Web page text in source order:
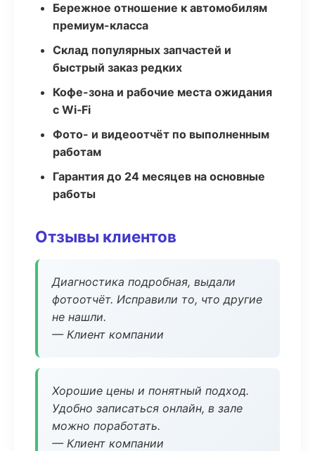
Бережное отношение к автомобилям
премиум-класса
Склад популярных запчастей и
быстрый заказ редких
Кофе-зона и рабочие места ожидания
с Wi‑Fi
Фото- и видеоотчёт по выполненным
работам
Гарантия до 24 месяцев на основные
работы
Отзывы клиентов
Диагностика подробная, выдали
фотоотчёт. Исправили то, что другие
не нашли.
— Клиент компании
Хорошие цены и понятный подход.
Удобно записаться онлайн, в зале
можно поработать.
— Клиент компании